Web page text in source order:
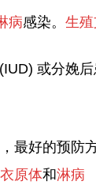
病感染。 生
或分娩后
最好的预防
衣原体和淋病